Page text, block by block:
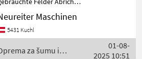
AD7-
mit einer Dickenhöhe bis
230 mm. Die Maschine ist
unserem
Maschinen
5431 Kuchl
za šumu i
01-08-
2025 10:51